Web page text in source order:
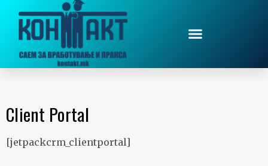
Client Portal
[jetpackcrm_clientportal]